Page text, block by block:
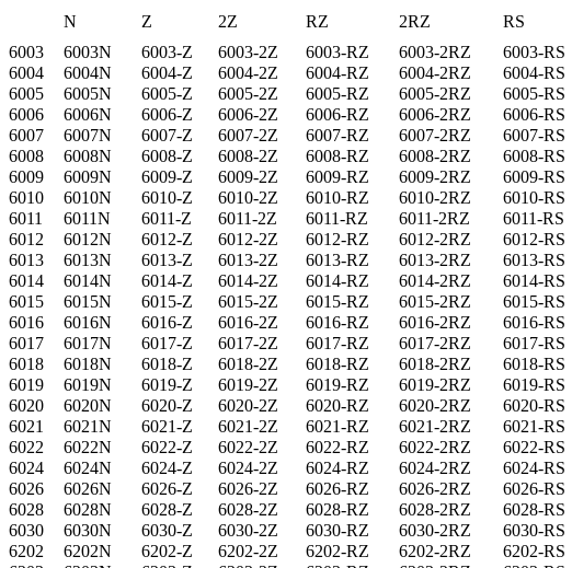
N
Z 2Z RZ 2RZ RS
6003
6003N 6003-Z 6003-2Z 6003-RZ 6003-2RZ 6003-RS
6004
6004N 6004-Z 6004-2Z 6004-RZ 6004-2RZ 6004-RS
6005
6005N 6005-Z 6005-2Z 6005-RZ 6005-2RZ 6005-RS
6006
6006N 6006-Z 6006-2Z 6006-RZ 6006-2RZ 6006-RS
6007
6007N 6007-Z 6007-2Z 6007-RZ 6007-2RZ 6007-RS
6008
6008N 6008-Z 6008-2Z 6008-RZ 6008-2RZ 6008-RS
6009
6009N 6009-Z 6009-2Z 6009-RZ 6009-2RZ 6009-RS
6010
6010N 6010-Z 6010-2Z 6010-RZ 6010-2RZ 6010-RS
6011
6011N 6011-Z 6011-2Z 6011-RZ 6011-2RZ 6011-RS
6012
6012N 6012-Z 6012-2Z 6012-RZ 6012-2RZ 6012-RS
6013
6013N 6013-Z 6013-2Z 6013-RZ 6013-2RZ 6013-RS
6014
6014N 6014-Z 6014-2Z 6014-RZ 6014-2RZ 6014-RS
6015
6015N 6015-Z 6015-2Z 6015-RZ 6015-2RZ 6015-RS
6016
6016N 6016-Z 6016-2Z 6016-RZ 6016-2RZ 6016-RS
6017
6017N 6017-Z 6017-2Z 6017-RZ 6017-2RZ 6017-RS
6018
6018N 6018-Z 6018-2Z 6018-RZ 6018-2RZ 6018-RS
6019
6019N 6019-Z 6019-2Z 6019-RZ 6019-2RZ 6019-RS
6020
6020N 6020-Z 6020-2Z 6020-RZ 6020-2RZ 6020-RS
6021
6021N 6021-Z 6021-2Z 6021-RZ 6021-2RZ 6021-RS
6022
6022N 6022-Z 6022-2Z 6022-RZ 6022-2RZ 6022-RS
6024
6024N 6024-Z 6024-2Z 6024-RZ 6024-2RZ 6024-RS
6026
6026N 6026-Z 6026-2Z 6026-RZ 6026-2RZ 6026-RS
6028
6028N 6028-Z 6028-2Z 6028-RZ 6028-2RZ 6028-RS
6030
6030N 6030-Z 6030-2Z 6030-RZ 6030-2RZ 6030-RS
6202
6202N 6202-Z 6202-2Z 6202-RZ 6202-2RZ 6202-RS